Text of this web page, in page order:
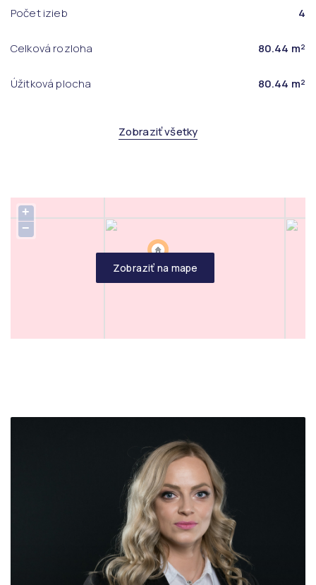
Počet izieb 4
Celková rozloha 80.44 m²
Úžitková plocha 80.44 m²
Zobraziť všetky
Zobraziť na mape
+
−